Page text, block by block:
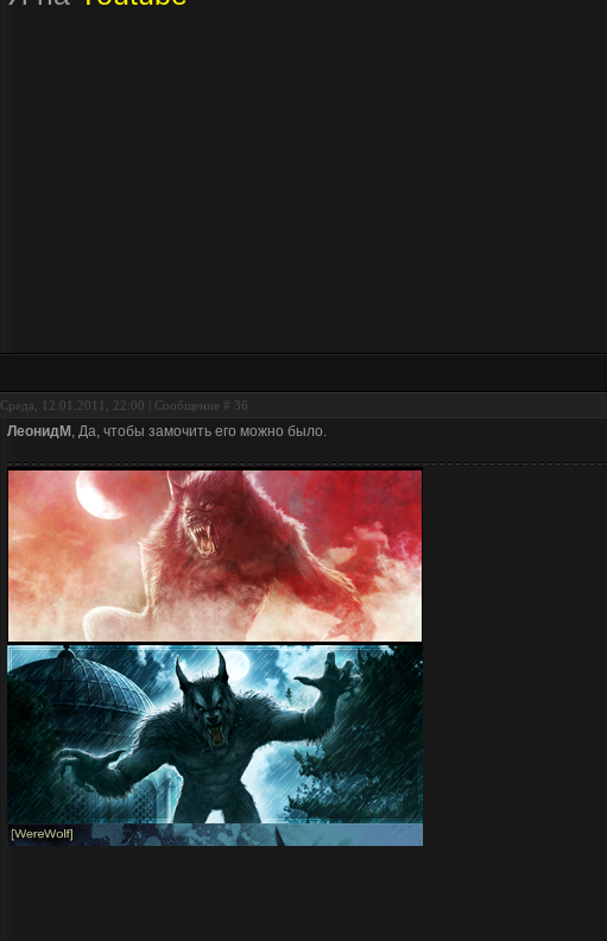
Среда, 12.01.2011, 22:00 | Сообщение # 36
ЛеонидМ , Да, чтобы замочить его можно было.